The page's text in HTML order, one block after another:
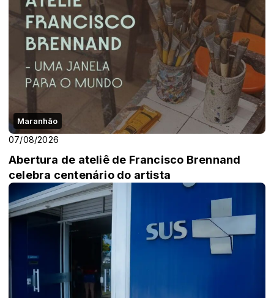
Maranhão
07/08/2026
Abertura de ateliê de Francisco Brennand
celebra centenário do artista